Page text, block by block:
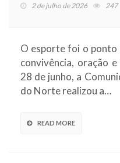
2 de julho de 2026 247
O esporte foi o ponto
convivência, oração
28 de junho, a
do Norte realizou a…
READ MORE